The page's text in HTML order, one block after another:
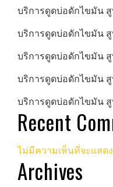
บริการดูดบ่อดักไขมัน สู
บริการดูดบ่อดักไขมัน
บริการดูดบ่อดักไขมัน
บริการดูดบ่อดักไขมัน สู
บริการดูดบ่อดักไขมัน
Recent
ไม่มีความเห็นที่จะแสดง
Archives